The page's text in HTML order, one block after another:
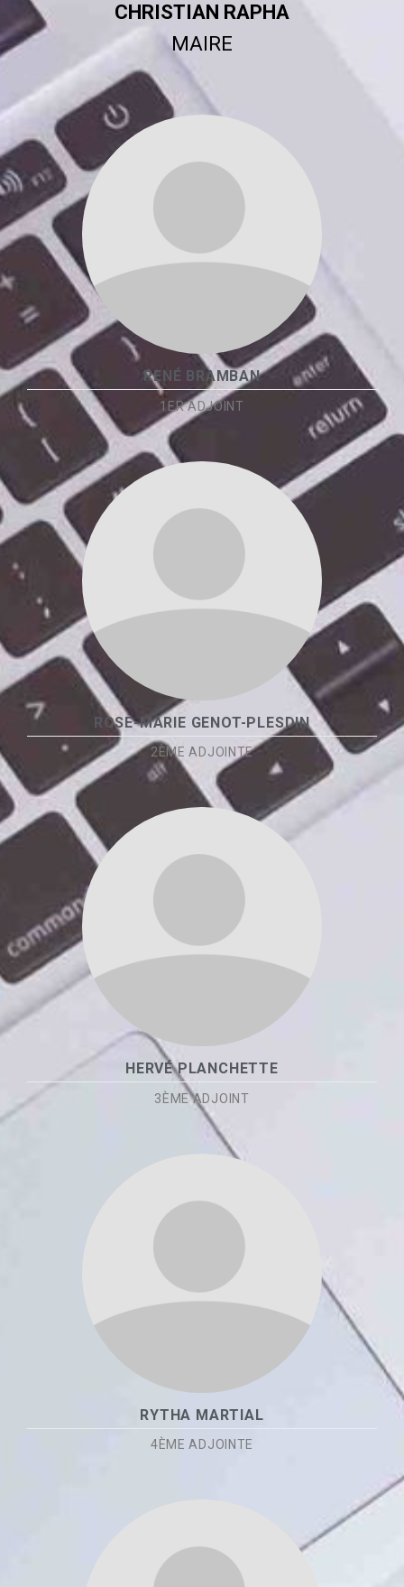
CHRISTIAN RAPHA
MAIRE
RENÉ BRAMBAN
1ER ADJOINT
ROSE-MARIE GENOT-PLESDIN
2ÈME ADJOINTE
HERVÉ PLANCHETTE
3ÈME ADJOINT
RYTHA MARTIAL
4ÈME ADJOINTE